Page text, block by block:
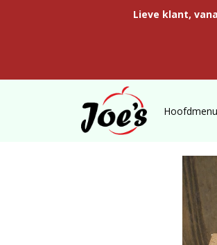
Lieve klant,
Hoofdmenu